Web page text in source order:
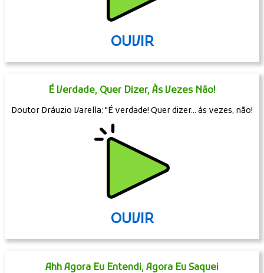
OUVIR
É Verdade, Quer Dizer, Às Vezes Não!
Doutor Dráuzio Varella: "É verdade! Quer dizer... às vezes, não!
OUVIR
Ahh Agora Eu Entendi, Agora Eu Saquei